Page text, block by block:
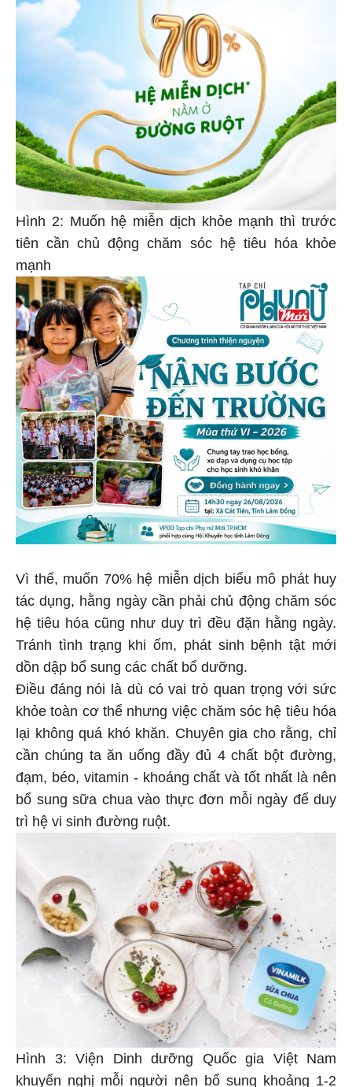
Hình 2: Muốn hệ miễn dịch khỏe mạnh thì trước
tiên cần chủ động chăm sóc hệ tiêu hóa khỏe
mạnh
Vì thế, muốn 70% hệ miễn dịch biểu mô phát huy
tác dụng, hằng ngày cần phải chủ động chăm sóc
hệ tiêu hóa cũng như duy trì đều đặn hằng ngày.
Tránh tình trạng khi ốm, phát sinh bệnh tật mới
dồn dập bổ sung các chất bổ dưỡng.
Điều đáng nói là dù có vai trò quan trọng với sức
khỏe toàn cơ thể nhưng việc chăm sóc hệ tiêu hóa
lại không quá khó khăn. Chuyên gia cho rằng, chỉ
cần chúng ta ăn uống đầy đủ 4 chất bột đường,
đạm, béo, vitamin - khoáng chất và tốt nhất là nên
bổ sung sữa chua vào thực đơn mỗi ngày để duy
trì hệ vi sinh đường ruột.
Hình 3: Viện Dinh dưỡng Quốc gia Việt Nam
khuyến nghị mỗi người nên bổ sung khoảng 1-2